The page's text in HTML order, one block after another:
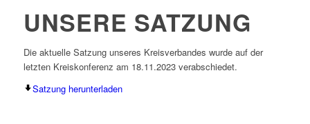
UNSERE SATZUNG
Die aktuelle Satzung unseres Kreisverbandes wurde auf der
letzten Kreiskonferenz am 18.11.2023 verabschiedet.
Satzung herunterladen